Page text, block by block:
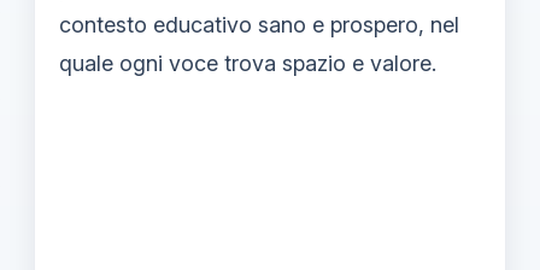
contesto educativo sano e prospero, nel
quale ogni voce trova spazio e valore.